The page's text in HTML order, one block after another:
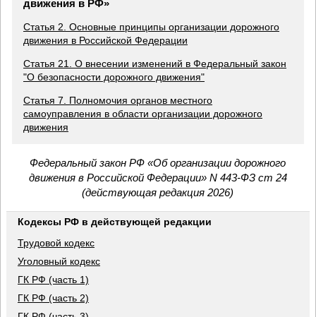
движения в РФ»
Статья 2. Основные принципы организации дорожного
движения в Российской Федерации
Статья 21. О внесении изменений в Федеральный закон
"О безопасности дорожного движения"
Статья 7. Полномочия органов местного
самоуправления в области организации дорожного
движения
Федеральный закон РФ «Об организации дорожного
движения в Российской Федерации» N 443-ФЗ ст 24
(действующая редакция 2026)
Кодексы РФ в действующей редакции
Трудовой кодекс
Уголовный кодекс
ГК РФ (часть 1)
ГК РФ (часть 2)